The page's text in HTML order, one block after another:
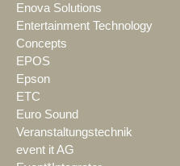
Enova Solutions
Entertainment Technology
Concepts
EPOS
Epson
ETC
Euro Sound
Veranstaltungstechnik
event it AG